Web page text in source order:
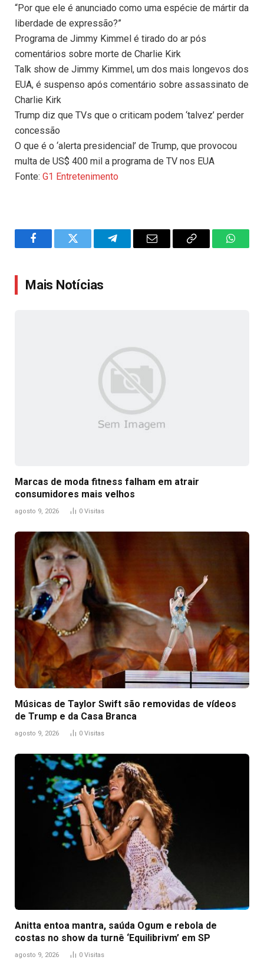
“Por que ele é anunciado como uma espécie de mártir da
liberdade de expressão?”
Programa de Jimmy Kimmel é tirado do ar pós
comentários sobre morte de Charlie Kirk
Talk show de Jimmy Kimmel, um dos mais longevos dos
EUA, é suspenso após comentário sobre assassinato de
Charlie Kirk
Trump diz que TVs que o criticam podem ‘talvez’ perder
concessão
O que é o ‘alerta presidencial’ de Trump, que provocou
multa de US$ 400 mil a programa de TV nos EUA
Fonte: G1 Entretenimento
FacebookTwitter TelegramEmail
Copy
Mais Notícias
Marcas de moda fitness falham em atrair
consumidores mais velhos
agosto 9, 2026 0 Visitas
Músicas de Taylor Swift são removidas de vídeos
de Trump e da Casa Branca
agosto 9, 2026 0 Visitas
Anitta entoa mantra, saúda Ogum e rebola de
costas no show da turnê ‘Equilibrivm’ em SP
agosto 9, 2026 0 Visitas